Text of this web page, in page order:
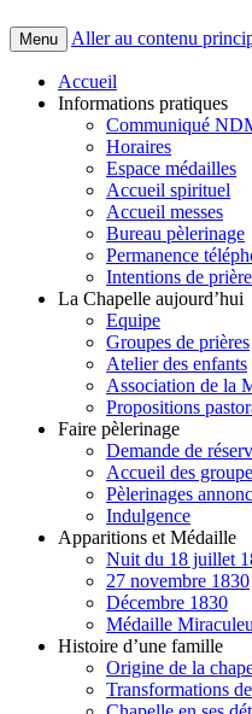
Menu Aller au contenu
Accueil
Informations pratiques
Communiqué
Horaires
Espace médailles
Accueil spirituel
Accueil messes
Bureau pèlerinage
Permanence
Intentions de prière
La Chapelle aujourd’hui
Equipe
Groupes de prières
Atelier des enfants
Association de la
Propositions
Faire pèlerinage
Demande de
Accueil des
Pèlerinages
Indulgence
Apparitions et Médaille
Nuit du 18 juillet
27 novembre 1830
Décembre 1830
Médaille
Histoire d’une famille
Origine de la
Transformations